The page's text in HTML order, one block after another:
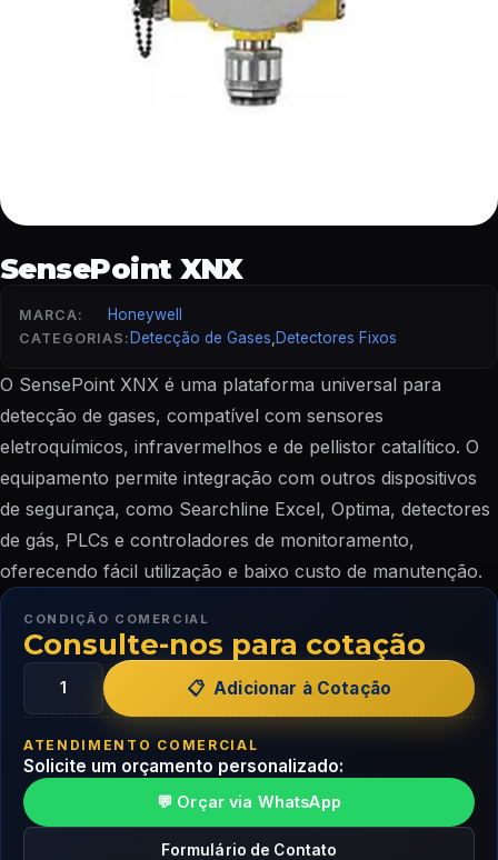
SensePoint XNX
MARCA: Honeywell
CATEGORIAS: Detecção de Gases,Detectores Fixos
O SensePoint XNX é uma plataforma universal para
detecção de gases, compatível com sensores
eletroquímicos, infravermelhos e de pellistor catalítico. O
equipamento permite integração com outros dispositivos
de segurança, como Searchline Excel, Optima, detectores
de gás, PLCs e controladores de monitoramento,
oferecendo fácil utilização e baixo custo de manutenção.
CONDIÇÃO COMERCIAL
Consulte-nos para cotação
Adicionar à Cotação
ATENDIMENTO COMERCIAL
Solicite um orçamento personalizado:
💬 Orçar via WhatsApp
Formulário de Contato